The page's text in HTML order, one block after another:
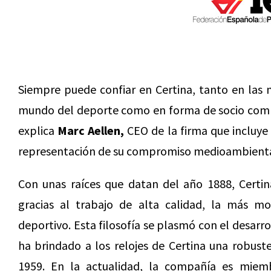
Siempre puede confiar en Certina, tanto en las
mundo del deporte como en forma de socio
explica Marc Aellen, CEO de la firma que
representación de su compromiso
Con unas raíces que datan del año 1888,
gracias al trabajo de alta calidad, la más
deportivo. Esta filosofía se plasmó con el
ha brindado a los relojes de Certina una
1959. En la actualidad, la compañía es